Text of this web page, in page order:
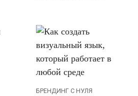
БРЕНДИНГ С НУЛЯ